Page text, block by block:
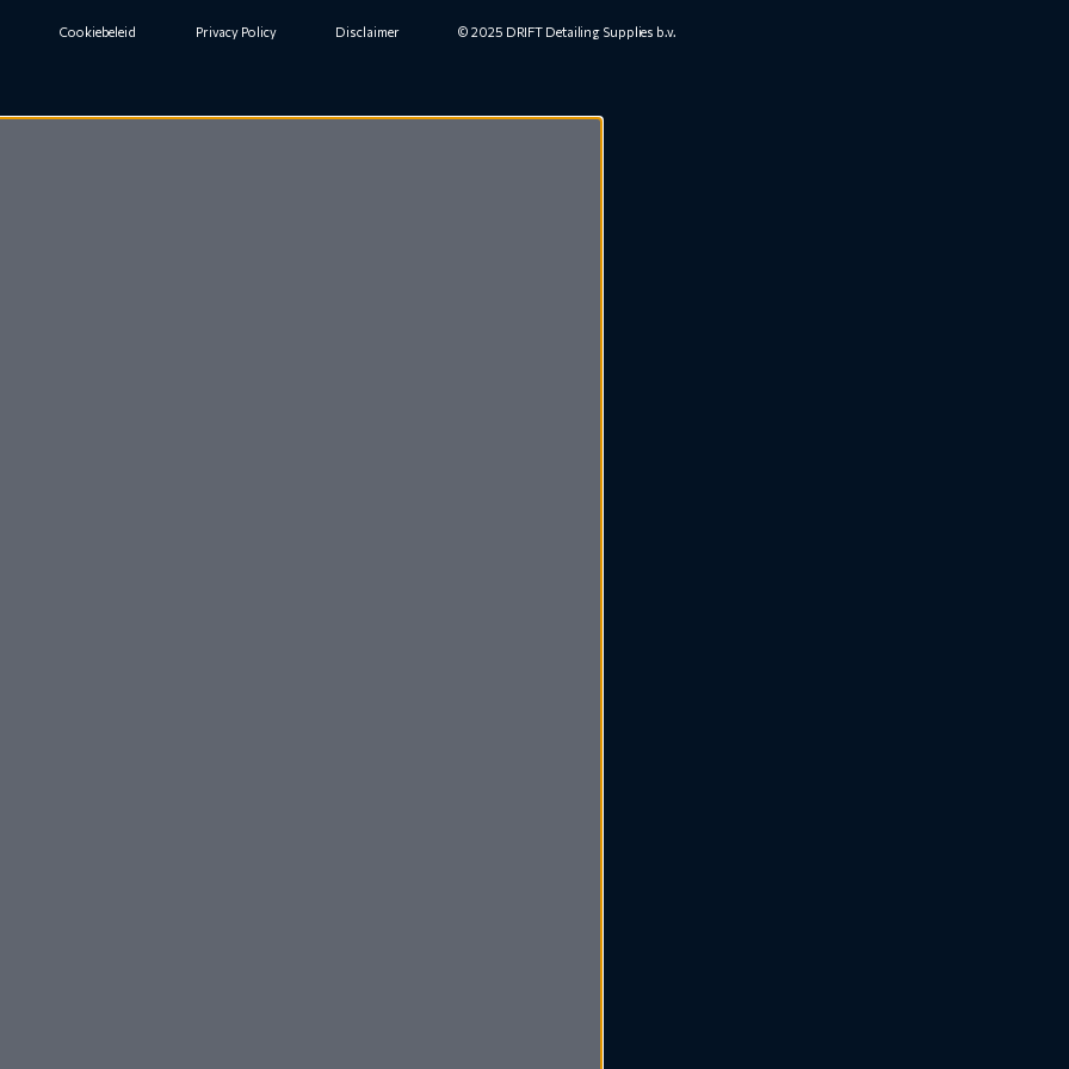
Cookiebeleid Privacy Policy Disclaimer © 2025 DRIFT Detailing Supplies b.v.